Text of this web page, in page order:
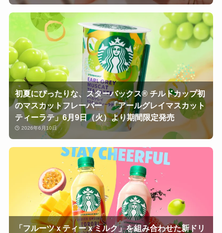
初夏にぴったりな、スターバックス® チルドカップ初
のマスカットフレーバー 「アールグレイマスカット
ティーラテ」6月9日（火）より期間限定発売
2026年6月10日
「フルーツｘティーｘミルク」を組み合わせた新ドリ